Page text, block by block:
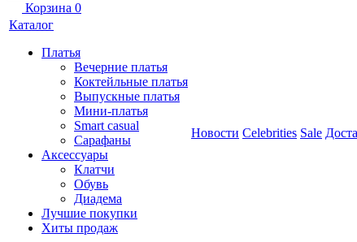
Корзина 0
Каталог
Платья
Вечерние платья
Коктейльные платья
Выпускные платья
Мини-платья
Smart casual
Сарафаны
Аксессуары
Клатчи
Обувь
Диадема
Лучшие покупки
Хиты продаж
Новости Celebrities Sale